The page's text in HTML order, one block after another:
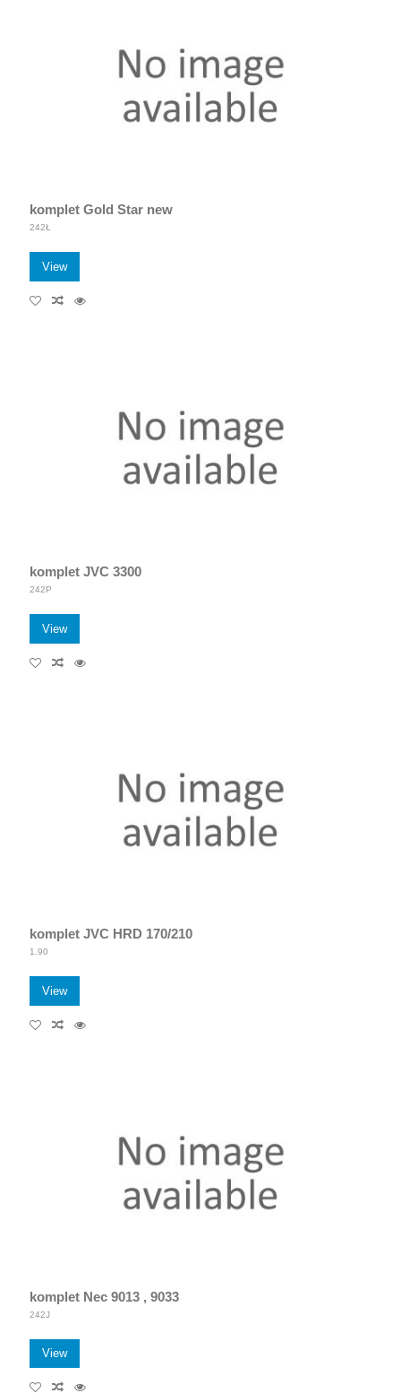
komplet Gold Star new
242Ł
View
komplet JVC 3300
242P
View
komplet JVC HRD 170/210
1.90
View
komplet Nec 9013 , 9033
242J
View